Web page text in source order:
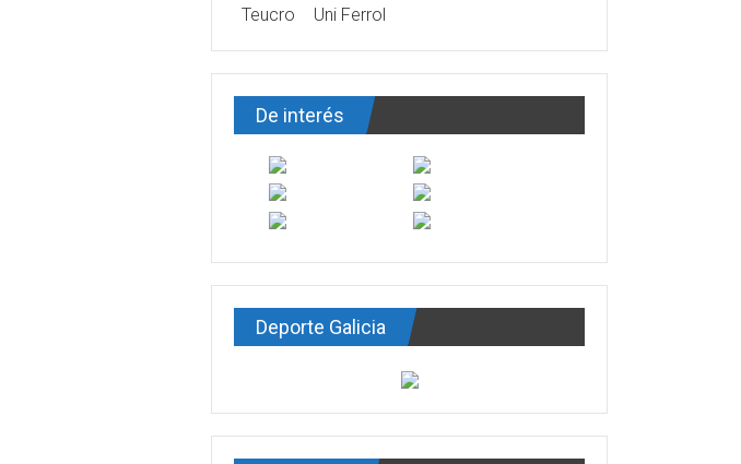
Teucro
Uni Ferrol
De interés
Deporte Galicia